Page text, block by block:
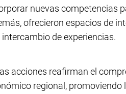
nuevas competencias
ofrecieron espacios de
intercambio de experiencias.
acciones reafirman el
regional,